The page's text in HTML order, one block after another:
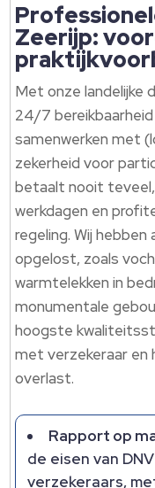
Zeerijp:
Met onze landelijke
24/7
samenwerken met
zekerheid voor
betaalt nooit
werkdagen en
regeling. Wij hebben
opgelost, zoals
warmtelekken in
monumentale
hoogste
met verzekeraar en
overlast.
Rapport op
de eisen van
verzekeraars,